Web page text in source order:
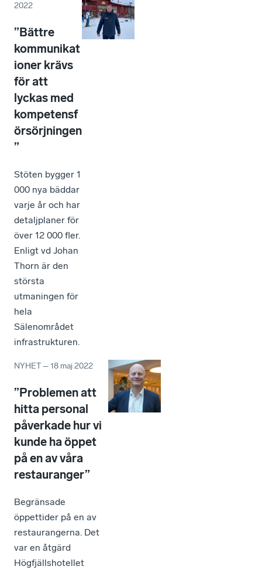
2022
”Bättre
kommunikat
ioner krävs
för att
lyckas med
kompetensf
örsörjningen
”
Stöten bygger 1
000 nya bäddar
varje år och har
detaljplaner för
över 12 000 fler.
Enligt vd Johan
Thorn är den
största
utmaningen för
hela
Sälenområdet
infrastrukturen.
NYHET –18 maj 2022
”Problemen att
hitta personal
påverkade hur vi
kunde ha öppet
på en av våra
restauranger”
Begränsade
öppettider på en av
restaurangerna. Det
var en åtgärd
Högfjällshotellet